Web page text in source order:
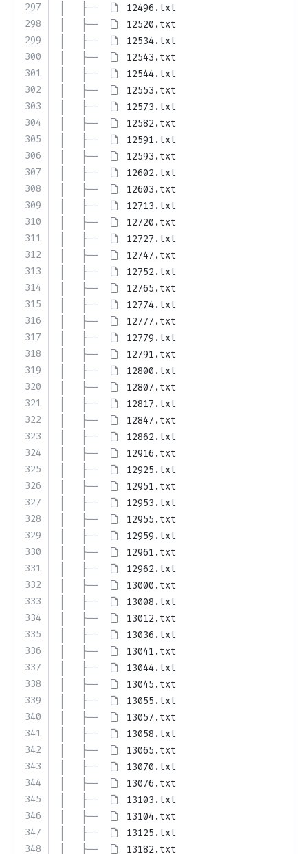
297
298
299
300
301
302
303
304
305
306
307
308
309
310
311
312
313
314
315
316
317
318
319
320
321
322
323
324
325
326
327
328
329
330
331
332
333
334
335
336
337
338
339
340
341
342
343
344
345
346
347
348
│   ├──
12496.txt
│   ├──
12520.txt
│   ├──
12534.txt
│   ├──
12543.txt
│   ├──
12544.txt
│   ├──
12553.txt
│   ├──
12573.txt
│   ├──
12582.txt
│   ├──
12591.txt
│   ├──
12593.txt
│   ├──
12602.txt
│   ├──
12603.txt
│   ├──
12713.txt
│   ├──
12720.txt
│   ├──
12727.txt
│   ├──
12747.txt
│   ├──
12752.txt
│   ├──
12765.txt
│   ├──
12774.txt
│   ├──
12777.txt
│   ├──
12779.txt
│   ├──
12791.txt
│   ├──
12800.txt
│   ├──
12807.txt
│   ├──
12817.txt
│   ├──
12847.txt
│   ├──
12862.txt
│   ├──
12916.txt
│   ├──
12925.txt
│   ├──
12951.txt
│   ├──
12953.txt
│   ├──
12955.txt
│   ├──
12959.txt
│   ├──
12961.txt
│   ├──
12962.txt
│   ├──
13000.txt
│   ├──
13008.txt
│   ├──
13012.txt
│   ├──
13036.txt
│   ├──
13041.txt
│   ├──
13044.txt
│   ├──
13045.txt
│   ├──
13055.txt
│   ├──
13057.txt
│   ├──
13058.txt
│   ├──
13065.txt
│   ├──
13070.txt
│   ├──
13076.txt
│   ├──
13103.txt
│   ├──
13104.txt
│   ├──
13125.txt
│   ├──
13182.txt